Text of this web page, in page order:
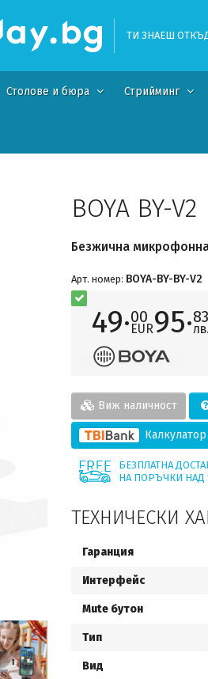
ТИ ЗНАЕШ
Столове и бюра Стрийминг
BOYA BY-V2
Безжична микрофонна
Арт. номер: BOYA-BY-BY-V2
49·00
EUR95·83
лв.
Виж наличност
Калкулатор
БЕЗПЛАТНА
НА ПОРЪЧКИ НАД
ТЕХНИЧЕСКИ
Гаранция
Интерфейс
Mute бутон
Тип
Вид